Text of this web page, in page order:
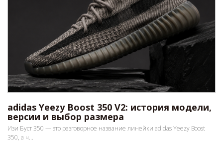
adidas Yeezy Boost 350 V2: история модели,
версии и выбор размера
Изи Буст 350 — это разговорное название линейки adidas Yeezy Boost
350, а ч...